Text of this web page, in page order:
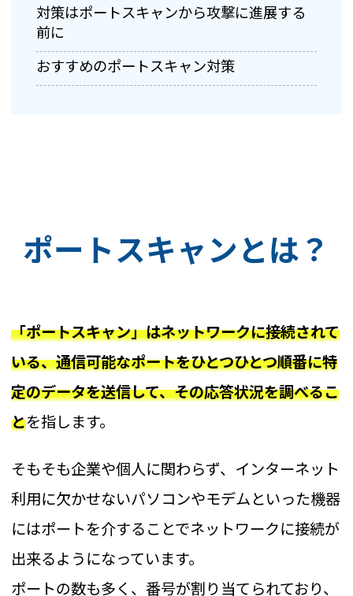
対策はポートスキャンから攻撃に進展する
前に
おすすめのポートスキャン対策
ポートスキャンとは？
「ポートスキャン」はネットワークに接続されて
いる、通信可能なポートをひとつひとつ順番に特
定のデータを送信して、その応答状況を調べるこ
とを指します。
そもそも企業や個人に関わらず、インターネット
利用に欠かせないパソコンやモデムといった機器
にはポートを介することでネットワークに接続が
出来るようになっています。
ポートの数も多く、番号が割り当てられており、